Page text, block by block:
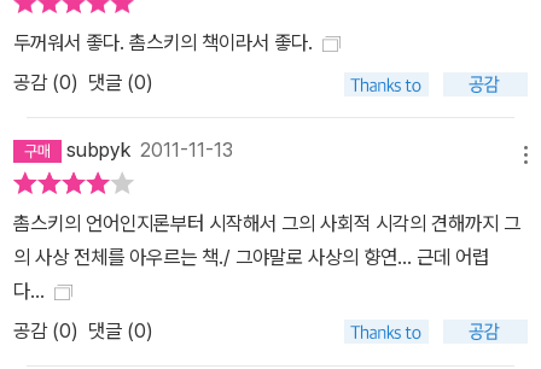
두꺼워서 좋다. 촘스키의 책이라서 좋다.
공감 (0) 댓글 (0)
subpyk 2011-11-13
촘스키의 언어인지론부터 시작해서 그의 사회적 시각의 견해까지 그
의 사상 전체를 아우르는 책./ 그야말로 사상의 향연... 근데 어렵
다...
공감 (0) 댓글 (0)